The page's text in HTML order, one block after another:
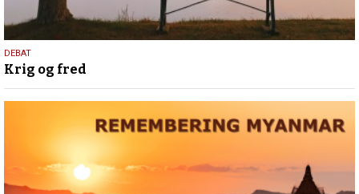
19.
marts
2026
DEBAT
Krig og fred